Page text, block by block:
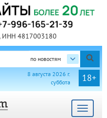
ИНН 4817003180
по новостям
18+
8 августа 2026 г.
суббота
Toggle